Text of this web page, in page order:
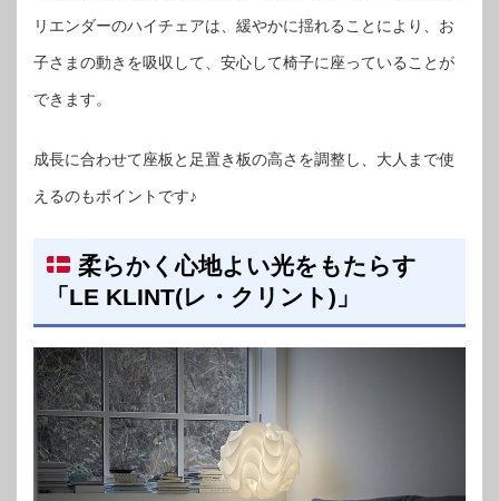
リエンダーのハイチェアは、緩やかに揺れることにより、お
子さまの動きを吸収して、安心して椅子に座っていることが
できます。
成長に合わせて座板と足置き板の高さを調整し、大人まで使
えるのもポイントです♪
柔らかく心地よい光をもたらす
「LE KLINT(レ・クリント)」